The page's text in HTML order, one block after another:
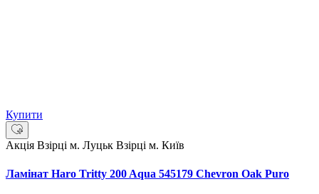
Купити
Акція Взірці м. Луцьк Взірці м. Київ
Ламінат Haro Tritty 200 Aqua 545179 Chevron Oak Puro